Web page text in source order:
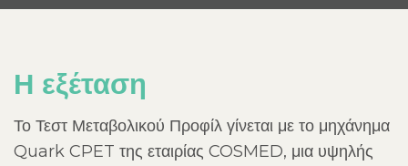
Η εξέταση
Το Τεστ Μεταβολικού Προφίλ γίνεται με το μηχάνημα
Quark CPET της εταιρίας COSMED, μια υψηλής